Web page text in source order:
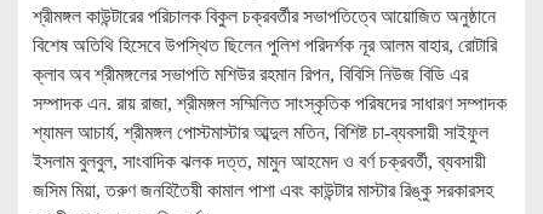
শ্রীমঙ্গল কাউন্টারের পরিচালক বিকুল চক্রবর্তীর সভাপতিত্বে আয়োজিত অনুষ্ঠানে
বিশেষ অতিথি হিসেবে উপস্থিত ছিলেন পুলিশ পরিদর্শক নূর আলম বাহার, রোটারি
ক্লাব অব শ্রীমঙ্গলের সভাপতি মশিউর রহমান রিপন, বিবিসি নিউজ বিডি এর
সম্পাদক এন. রায় রাজা, শ্রীমঙ্গল সম্মিলিত সাংস্কৃতিক পরিষদের সাধারণ সম্পাদক
শ্যামল আচার্য, শ্রীমঙ্গল পোস্টমাস্টার আব্দুল মতিন, বিশিষ্ট চা-ব্যবসায়ী সাইফুল
ইসলাম বুলবুল, সাংবাদিক ঝলক দত্ত, মামুন আহমেদ ও বর্ণ চক্রবর্তী, ব্যবসায়ী
জসিম মিয়া, তরুণ জনহিতৈষী কামাল পাশা এবং কাউন্টার মাস্টার রিঙ্কু সরকারসহ